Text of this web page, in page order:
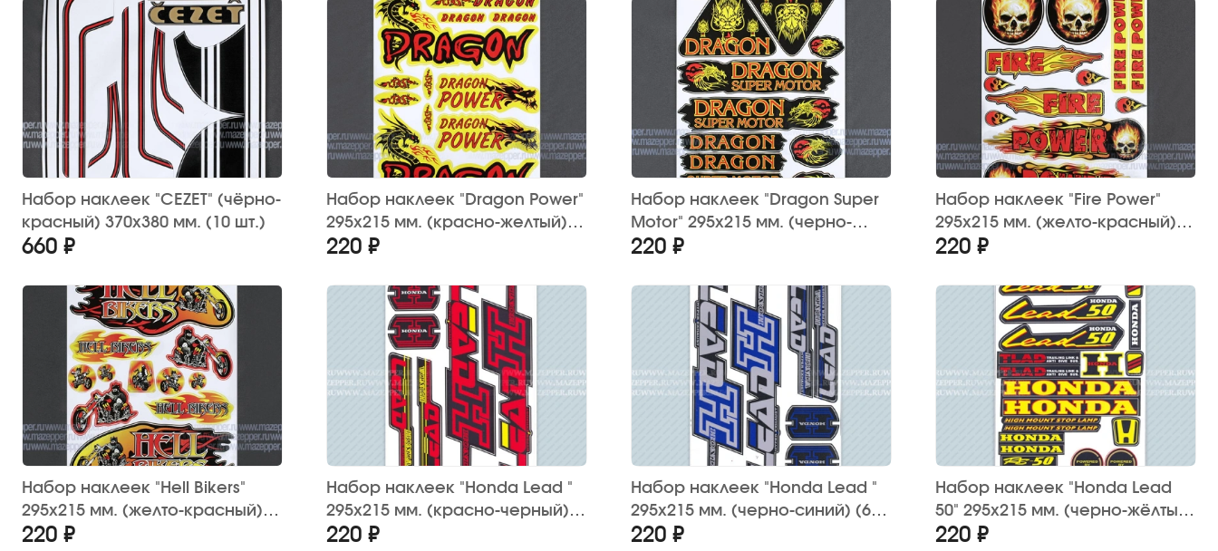
Набор наклеек "CEZET" (чёрно-
красный) 370х380 мм. (10 шт.)
660 ₽
Набор наклеек "Dragon Power"
295х215 мм. (красно-желтый)
12 шт.
220 ₽
Набор наклеек "Dragon Super
Motor" 295х215 мм. (черно-
красный) 12 шт.
220 ₽
Набор наклеек "Fire Power"
295х215 мм. (желто-красный)
12 шт.
220 ₽
Набор наклеек "Hell Bikers"
295х215 мм. (желто-красный)
12 шт.
220 ₽
Набор наклеек "Honda Lead "
295х215 мм. (красно-черный)
(6 шт.)
220 ₽
Набор наклеек "Honda Lead "
295х215 мм. (черно-синий) (6
шт.)
220 ₽
Набор наклеек "Honda Lead
50" 295х215 мм. (черно-жёлтый)
(20 шт.)
220 ₽